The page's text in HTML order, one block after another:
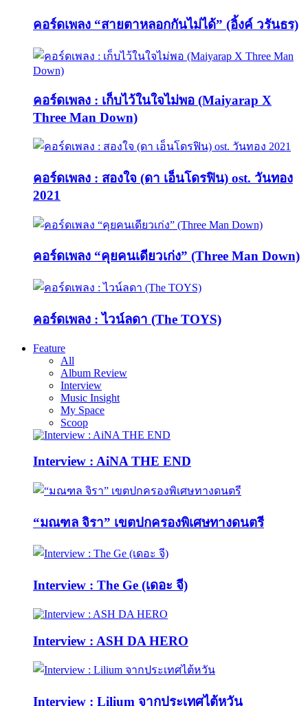
คอร์ดเพลง “สายตาหลอกกันไม่ได้” (อิ้งค์ วรันธร)
คอร์ดเพลง : เก็บไว้ในใจไม่พอ (Maiyarap X
Three Man Down)
คอร์ดเพลง : สองใจ (ดา เอ็นโดรฟิน) ost. วันทอง
2021
คอร์ดเพลง “คุยคนเดียวเก่ง” (Three Man Down)
คอร์ดเพลง : ไวน์ลดา (The TOYS)
Feature
All
Album Review
Interview
Music Insight
My Space
Scoop
Interview : AiNA THE END
“มณฑล จิรา” เขตปกครองพิเศษทางดนตรี
Interview : The Ge (เดอะ จี)
Interview : ASH DA HERO
Interview : Lilium จากประเทศไต้หวัน